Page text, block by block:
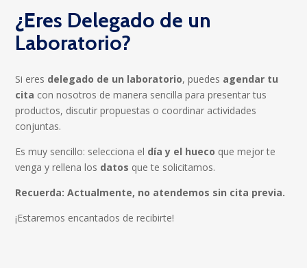
¿Eres Delegado de un
Laboratorio?
Si eres delegado de un laboratorio, puedes agendar tu
cita con nosotros de manera sencilla para presentar tus
productos, discutir propuestas o coordinar actividades
conjuntas.
Es muy sencillo: selecciona el día y el hueco que mejor te
venga y rellena los datos que te solicitamos.
Recuerda: Actualmente, no atendemos sin cita previa.
¡Estaremos encantados de recibirte!